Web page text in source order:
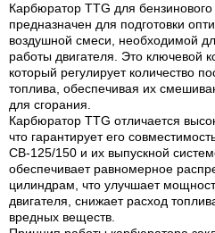
Карбюратор TTG для
предназначен для подготовки
воздушной смеси, необходимой
работы двигателя. Это ключевой
который регулирует количество
топлива, обеспечивая их
для сгорания.
Карбюратор TTG отличается
что гарантирует его
СВ-125/150 и их выпускной
обеспечивает равномерное
цилиндрам, что улучшает
двигателя, снижает расход
вредных веществ.